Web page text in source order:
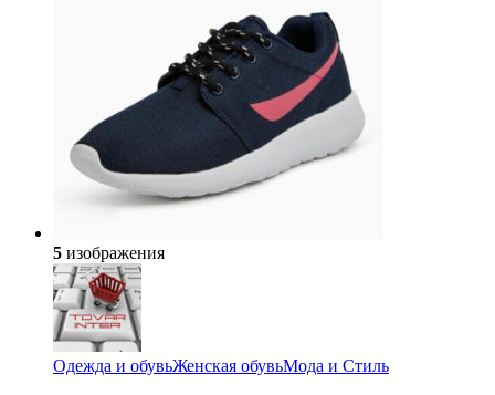
5 изображения
Одежда и обувьЖенская обувьМода и Стиль